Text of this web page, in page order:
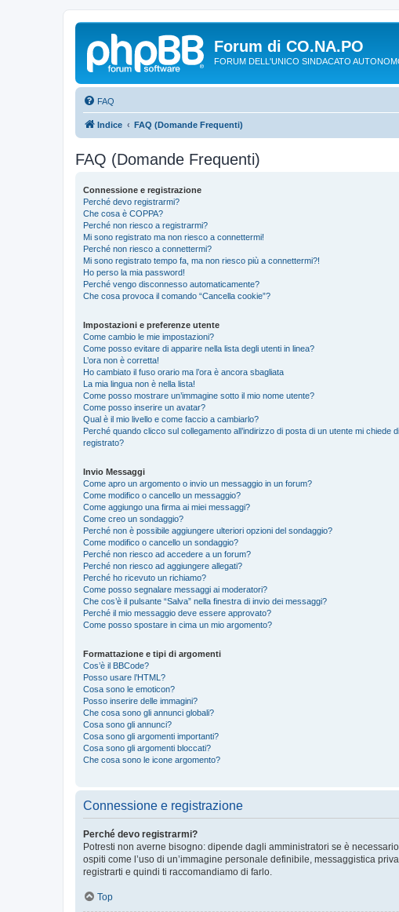
Forum di CO.NA.PO
FORUM DELL'UNICO SINDACATO
FAQ
Indice FAQ (Domande Frequenti)
FAQ (Domande Frequenti)
Connessione e registrazione
Perché devo registrarmi?
Che cosa è COPPA?
Perché non riesco a registrarmi?
Mi sono registrato ma non riesco a connettermi!
Perché non riesco a connettermi?
Mi sono registrato tempo fa, ma non riesco più a connettermi?!
Ho perso la mia password!
Perché vengo disconnesso automaticamente?
Che cosa provoca il comando “Cancella cookie”?
Impostazioni e preferenze utente
Come cambio le mie impostazioni?
Come posso evitare di apparire nella lista degli utenti in linea?
L’ora non è corretta!
Ho cambiato il fuso orario ma l’ora è ancora sbagliata
La mia lingua non è nella lista!
Come posso mostrare un’immagine sotto il mio nome utente?
Come posso inserire un avatar?
Qual è il mio livello e come faccio a cambiarlo?
Perché quando clicco sul collegamento all’indirizzo di posta di un utente mi chiede
registrato?
Invio Messaggi
Come apro un argomento o invio un messaggio in un forum?
Come modifico o cancello un messaggio?
Come aggiungo una firma ai miei messaggi?
Come creo un sondaggio?
Perché non è possibile aggiungere ulteriori opzioni del sondaggio?
Come modifico o cancello un sondaggio?
Perché non riesco ad accedere a un forum?
Perché non riesco ad aggiungere allegati?
Perché ho ricevuto un richiamo?
Come posso segnalare messaggi ai moderatori?
Che cos’è il pulsante “Salva” nella finestra di invio dei messaggi?
Perché il mio messaggio deve essere approvato?
Come posso spostare in cima un mio argomento?
Formattazione e tipi di argomenti
Cos’è il BBCode?
Posso usare l’HTML?
Cosa sono le emoticon?
Posso inserire delle immagini?
Che cosa sono gli annunci globali?
Cosa sono gli annunci?
Cosa sono gli argomenti importanti?
Cosa sono gli argomenti bloccati?
Che cosa sono le icone argomento?
Connessione e registrazione
Perché devo registrarmi?
Potresti non averne bisogno: dipende dagli amministratori se è
ospiti come l’uso di un’immagine personale definibile, messaggistica
registrarti e quindi ti raccomandiamo di farlo.
Top